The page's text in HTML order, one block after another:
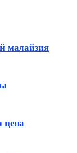
малайзия
цена